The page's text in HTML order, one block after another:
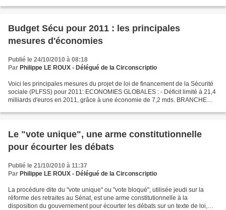
Budget Sécu pour 2011 : les principales
mesures d'économies
Publié le 24/10/2010 à 08:18
Par Philippe LE ROUX - Délégué de la Circonscriptio
Voici les principales mesures du projet de loi de financement de la Sécurité
sociale (PLFSS) pour 2011: ECONOMIES GLOBALES : - Déficit limité à 21,4
milliards d'euros en 2011, grâce à une économie de 7,2 mds. BRANCHE
Le "vote unique", une arme constitutionnelle
pour écourter les débats
Publié le 21/10/2010 à 11:37
Par Philippe LE ROUX - Délégué de la Circonscriptio
La procédure dite du "vote unique" ou "vote bloqué", utilisée jeudi sur la
réforme des retraites au Sénat, est une arme constitutionnelle à la
disposition du gouvernement pour écourter les débats sur un texte de loi,